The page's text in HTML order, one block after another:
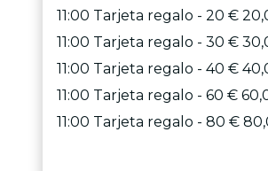
11:00 Tarjeta regalo - 20 €
11:00 Tarjeta regalo - 30 €
11:00 Tarjeta regalo - 40 €
11:00 Tarjeta regalo - 60 €
11:00 Tarjeta regalo - 80 €